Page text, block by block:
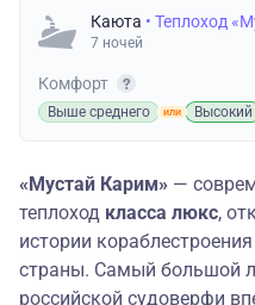
Каюта • Теплоход
7 ночей
Комфорт
Выше среднего Высокий
«Мустай Карим» —
теплоход класса люкс,
истории
страны. Самый большой
российской судоверфи